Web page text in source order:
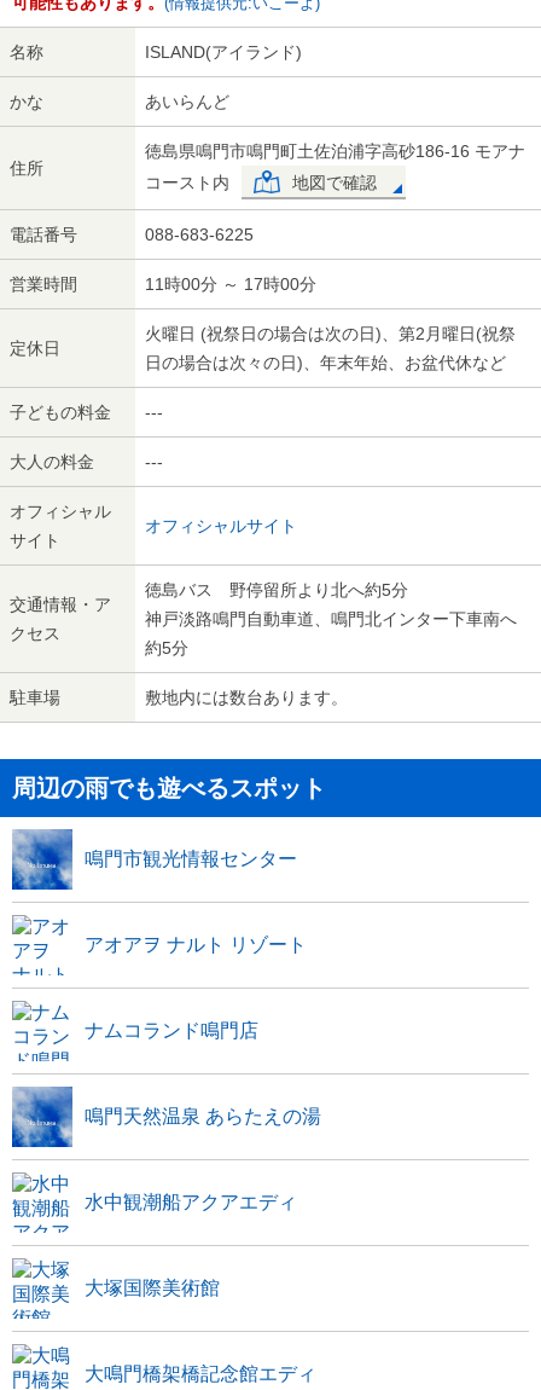
名称 ISLAND(アイランド)
かな あいらんど
住所
徳島県鳴門市鳴門町土佐泊浦字高砂186-16 モアナ
コースト内
地図で確認
電話番号 088-683-6225
営業時間 11時00分 ～ 17時00分
定休日
火曜日 (祝祭日の場合は次の日)、第2月曜日(祝祭
日の場合は次々の日)、年末年始、お盆代休など
子どもの料金 ---
大人の料金 ---
オフィシャル
サイト
オフィシャルサイト
交通情報・ア
クセス
徳島バス 野停留所より北へ約5分
神戸淡路鳴門自動車道、鳴門北インター下車南へ
約5分
駐車場 敷地内には数台あります。
周辺の雨でも遊べるスポット
鳴門市観光情報センター
アオアヲ ナルト リゾート
ナムコランド鳴門店
鳴門天然温泉 あらたえの湯
水中観潮船アクアエディ
大塚国際美術館
大鳴門橋架橋記念館エディ